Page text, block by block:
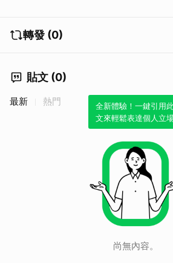
轉發 (0)
貼文 (0)
全新體驗！一鍵引用
文來輕鬆表達個人立場
最新 熱門
尚無內容。